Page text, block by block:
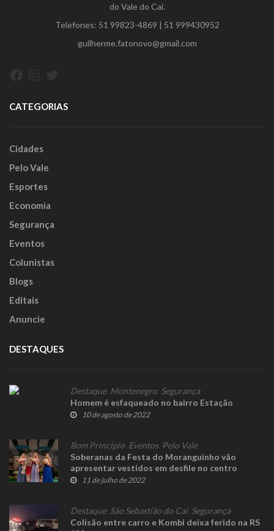
do Vale do Caí.
Telefones: 51 99823-4869 | 51 999430952
guilherme.fatonovo@gmail.com
CATEGORIAS
Cidades
Pelo Vale
Esportes
Economia
Segurança
Eventos
Colunistas
Blogs
Editais
Anuncie
DESTAQUES
Destaque, Montenegro Segurança
Homem é esfaqueado no bairro Estação
10 de agosto de 2022
Bom Princípio Eventos, Pelo Vale
Soberanas da Festa do Moranguinho vão
apresentar vestidos em desfile no centro
11 de julho de 2022
Destaque, São Sebastião do Caí, Segurança
Colisão entre carro e Kombi deixa ferido na RS